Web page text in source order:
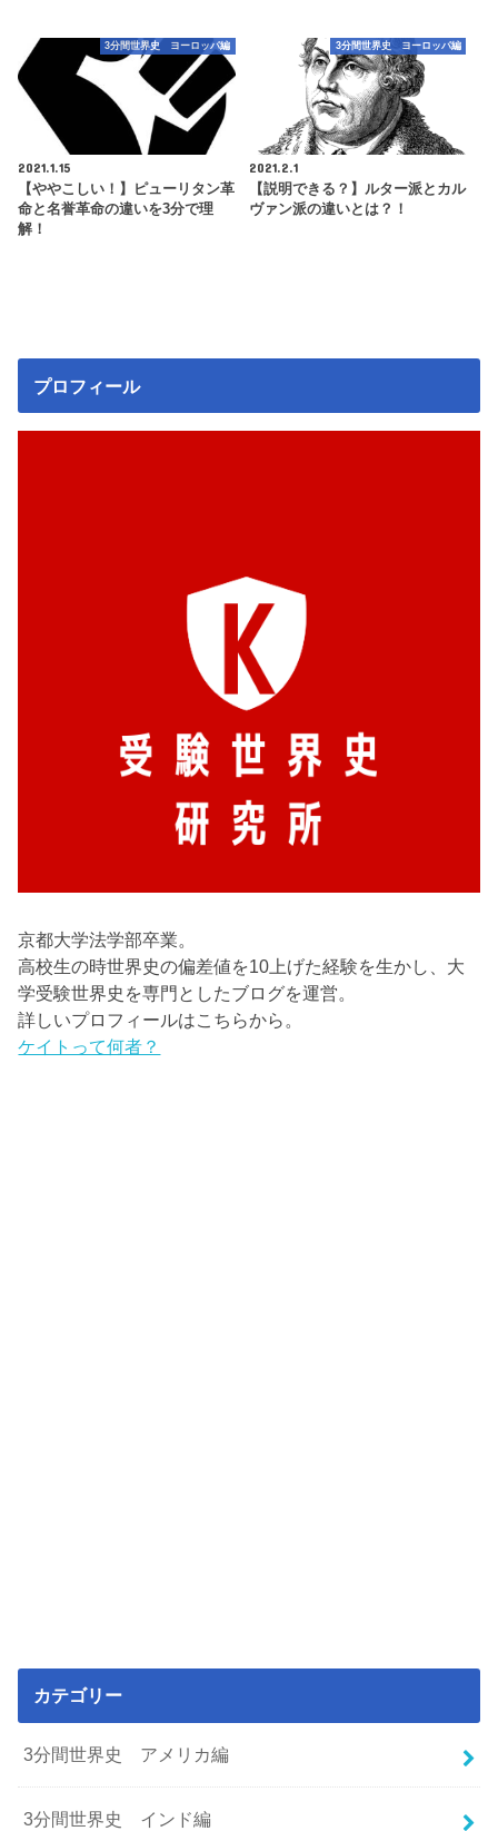
3分間世界史 ヨーロッパ編
2021.1.15
【ややこしい！】ピューリタン革
命と名誉革命の違いを3分で理
解！
3分間世界史 ヨーロッパ編
2021.2.1
【説明できる？】ルター派とカル
ヴァン派の違いとは？！
プロフィール
京都大学法学部卒業。
高校生の時世界史の偏差値を10上げた経験を生かし、大
学受験世界史を専門としたブログを運営。
詳しいプロフィールはこちらから。
ケイトって何者？
カテゴリー
3分間世界史 アメリカ編
3分間世界史 インド編